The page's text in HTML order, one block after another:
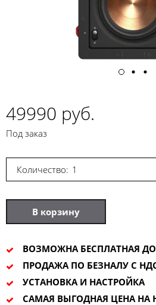
49990 руб.
Под заказ
Количество:
В корзину
ВОЗМОЖНА БЕСПЛАТНАЯ
ПРОДАЖА ПО БЕЗНАЛУ С
УСТАНОВКА И НАСТРОЙКА
САМАЯ ВЫГОДНАЯ ЦЕНА НА